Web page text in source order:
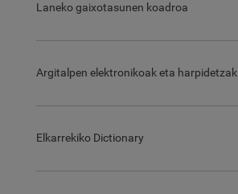
Laneko gaixotasunen koadroa
Argitalpen elektronikoak eta harpidetzak
Elkarrekiko Dictionary